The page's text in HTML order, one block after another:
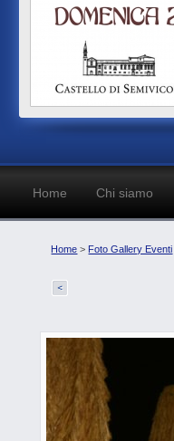
Home Chi siamo
Home > Foto Gallery Eventi